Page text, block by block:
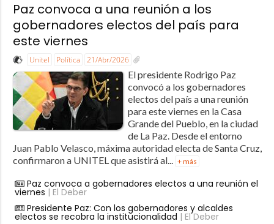
Paz convoca a una reunión a los
gobernadores electos del país para
este viernes
Unitel Política 21/Abr/2026
El presidente Rodrigo Paz
convocó a los gobernadores
electos del país a una reunión
para este viernes en la Casa
Grande del Pueblo, en la ciudad
de La Paz. Desde el entorno
Juan Pablo Velasco, máxima autoridad electa de Santa Cruz,
confirmaron a UNITEL que asistirá al... + más
Paz convoca a gobernadores electos a una reunión el
viernes | El Deber
Presidente Paz: Con los gobernadores y alcaldes
electos se recobra la institucionalidad | El Deber